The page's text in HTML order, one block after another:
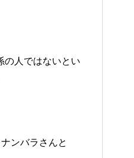
の人ではないとい
ンバラさんと